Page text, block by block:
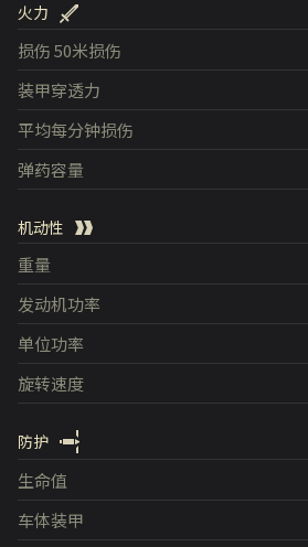
火力
损伤50米损伤
装甲穿透力
平均每分钟损伤
弹药容量
机动性
重量
发动机功率
单位功率
旋转速度
防护
生命值
车体装甲